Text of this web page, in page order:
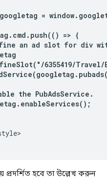
=
=> {
an ad slot for div
6355419/
the PubAdsService.
প্রদর্শিত হবে তা উল্লেখ করুন